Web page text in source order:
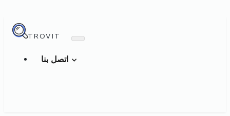
TROVIT